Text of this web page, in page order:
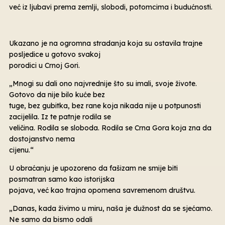
već iz ljubavi prema zemlji, slobodi, potomcima i budućnosti.
Ukazano je na ogromna stradanja koja su ostavila trajne
posljedice u gotovo svakoj
porodici u Crnoj Gori.
„Mnogi su dali ono najvrednije što su imali, svoje živote.
Gotovo da nije bilo kuće bez
tuge, bez gubitka, bez rane koja nikada nije u potpunosti
zacijelila. Iz te patnje rodila se
veličina. Rodila se sloboda. Rodila se Crna Gora koja zna da
dostojanstvo nema
cijenu.“
U obraćanju je upozoreno da fašizam ne smije biti
posmatran samo kao istorijska
pojava, već kao trajna opomena savremenom društvu.
„Danas, kada živimo u miru, naša je dužnost da se sjećamo.
Ne samo da bismo odali